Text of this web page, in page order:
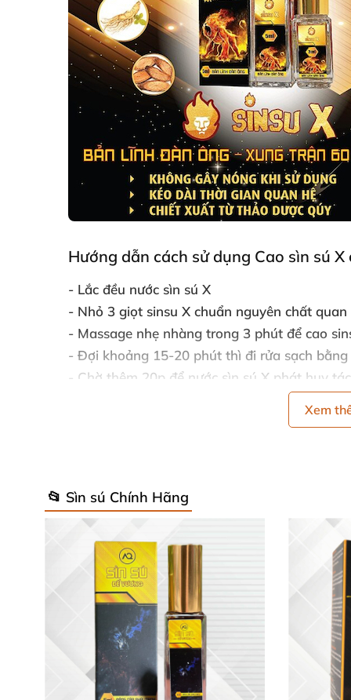
Hướng dẫn cách sử dụng Cao sìn sú
- Lắc đều nước sìn sú X
- Nhỏ 3 giọt sinsu X chuẩn nguyên chất
- Massage nhẹ nhàng trong 3 phút để cao
- Đợi khoảng 15-20 phút thì đi rửa sạch
- Chờ thêm 20p để nước sìn sú X phát huy
Xem
📂 Sìn sú Chính Hãng